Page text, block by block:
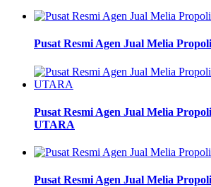
Pusat Resmi Agen Jual Melia
Pusat Resmi Agen Jual Melia
UTARA
Pusat Resmi Agen Jual Melia